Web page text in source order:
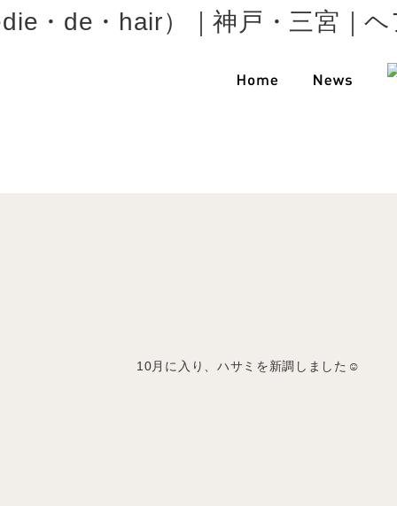
10月に入り、ハサミを新調しました☺️